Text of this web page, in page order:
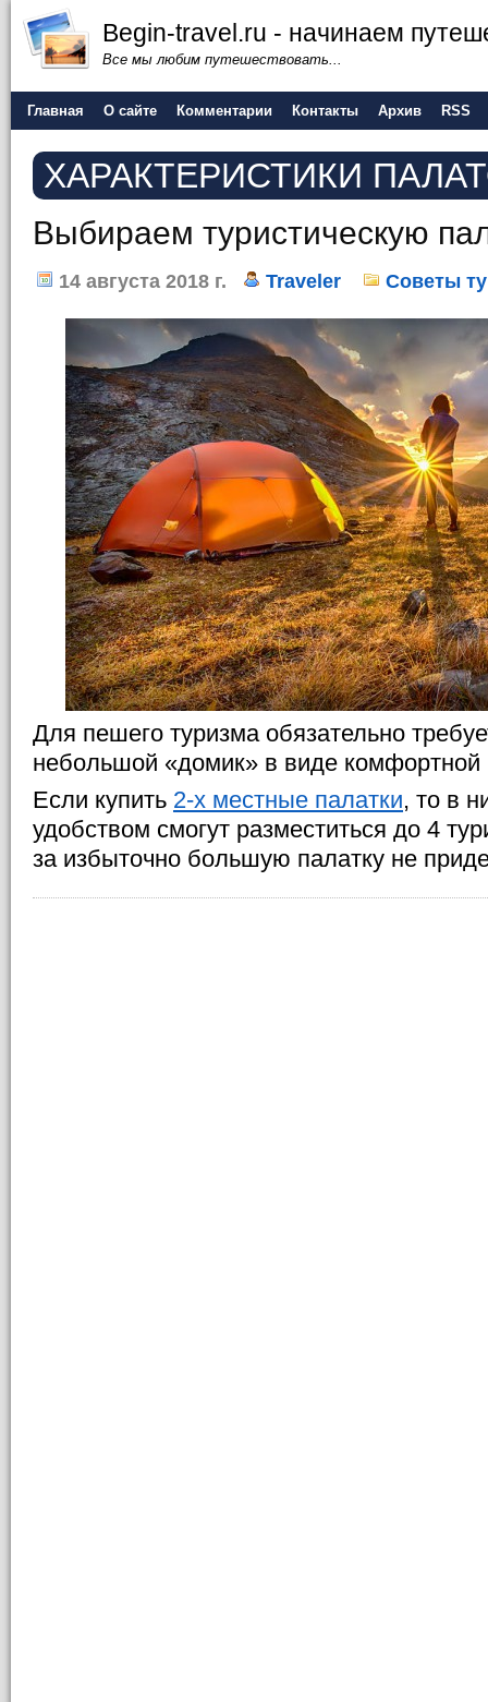
Begin-travel.ru - начинаем
Все мы любим путешествовать...
Главная О сайте Комментарии Контакты Архив RSS
ХАРАКТЕРИСТИКИ
Выбираем туристическую
14 августа 2018 г. Traveler Советы
Для пешего туризма обязательно
небольшой «домик» в виде комфортной
Если купить 2-х местные палатки, то в
удобством смогут разместиться до 4
за избыточно большую палатку не